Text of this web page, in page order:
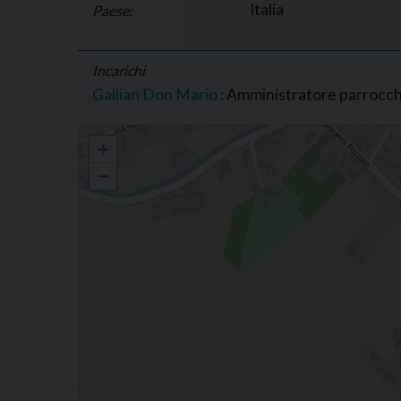
Paese: Italia
Incarichi
Gallian Don Mario : Amministratore
Parrocchia di S. Caterina, Roverdicrè
+
−